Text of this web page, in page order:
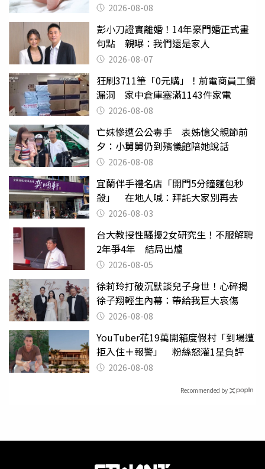
2026-08-08
彭小刀證實離婚！14年豪門婚正式畫
句點 親曝：我們還是家人
2026-08-07
狂刷3711筆「0元購」！前電商員工鑽
漏洞 家中倉庫塞滿1143件家電
2026-08-08
亡妹慘遭公公毒手 表姊憶父親節前
夕：小舅舅仍到殯儀館陪她說話
2026-08-08
宜蘭伴手禮名店「開門5分鐘麵包秒
殺」 在地人喊：拜託大家別再去
2026-08-03
台大教授性騷擾2女研究生！不服解聘
2年爭4年 結局出爐
2026-08-05
徐莉玲打破沉默談兒子身世！心碎揭
徐子翔輕生內幕：帶給我巨大哀傷
2026-08-08
YouTuber花19萬開箱度假村「到場遭
拒入住＋報警」 粉絲怒灌1星負評
2026-08-08
Recommended by